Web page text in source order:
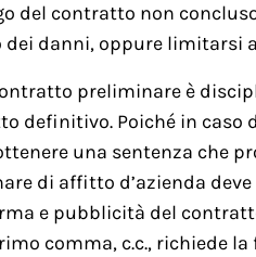
del contratto non
danni, oppure limitarsi
preliminare è
definitivo. Poiché in
una sentenza che
di affitto d’azienda
e pubblicità del
comma, c.c., richiede